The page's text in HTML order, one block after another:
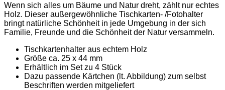
Wenn sich alles um Bäume und Natur dreht, zählt nur echtes
Holz. Dieser außergewöhnliche Tischkarten- /Fotohalter
bringt natürliche Schönheit in jede Umgebung in der sich
Familie, Freunde und die Schönheit der Natur versammeln.
Tischkartenhalter aus echtem Holz
Größe ca. 25 x 44 mm
Erhältlich im Set zu 4 Stück
Dazu passende Kärtchen (lt. Abbildung) zum selbst
Beschriften werden mitgeliefert